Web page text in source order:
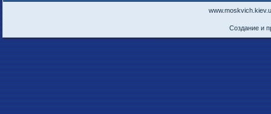
Создание и